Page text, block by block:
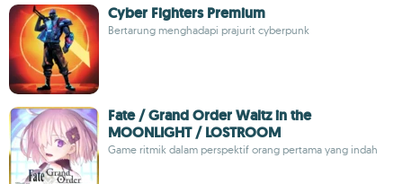
Cyber Fighters Premium
Bertarung menghadapi prajurit cyberpunk
Fate / Grand Order Waltz in the
MOONLIGHT / LOSTROOM
Game ritmik dalam perspektif orang pertama yang indah